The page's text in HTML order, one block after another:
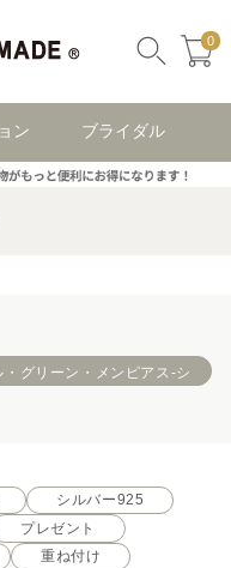
0
ン ブライダル
グリーン・メンピアス-シ
シルバー925
プレゼント
重ね付け